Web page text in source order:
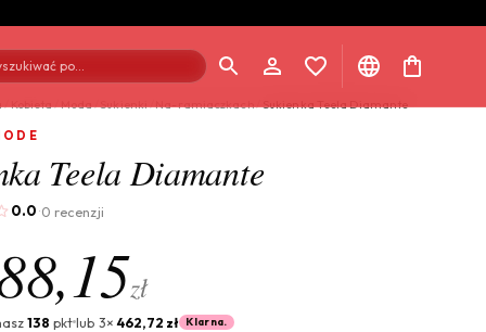
po...
/Kobieta/Moda/Sukienki/Na-ramiaczkach/Sukienka Teela Diamante
Teela Diamante
0.0 ·0 recenzji
zł
138 pktlub 3×462,72 zł Klarna.